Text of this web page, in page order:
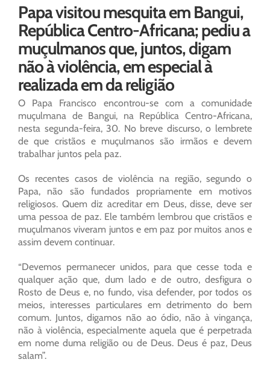
Papa visitou mesquita em Bangui,
República Centro-Africana; pediu a
muçulmanos que, juntos, digam
não à violência, em especial à
realizada em da religião
O Papa Francisco encontrou-se com a comunidade
muçulmana de Bangui, na República Centro-Africana,
nesta segunda-feira, 30. No breve discurso, o lembrete
de que cristãos e muçulmanos são irmãos e devem
trabalhar juntos pela paz.
Os recentes casos de violência na região, segundo o
Papa, não são fundados propriamente em motivos
religiosos. Quem diz acreditar em Deus, disse, deve ser
uma pessoa de paz. Ele também lembrou que cristãos e
muçulmanos viveram juntos e em paz por muitos anos e
assim devem continuar.
“Devemos permanecer unidos, para que cesse toda e
qualquer ação que, dum lado e de outro, desfigura o
Rosto de Deus e, no fundo, visa defender, por todos os
meios, interesses particulares em detrimento do bem
comum. Juntos, digamos não ao ódio, não à vingança,
não à violência, especialmente aquela que é perpetrada
em nome duma religião ou de Deus. Deus é paz, Deus
salam”.